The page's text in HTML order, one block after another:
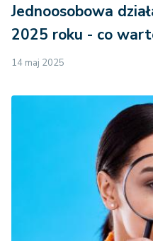
Jednoosobowa
2025 roku - co
14 maj 2025